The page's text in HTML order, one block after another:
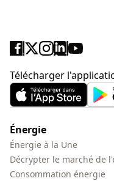
Télécharger
Énergie
Énergie à la Une
Décrypter le marché de
Consommation énergie